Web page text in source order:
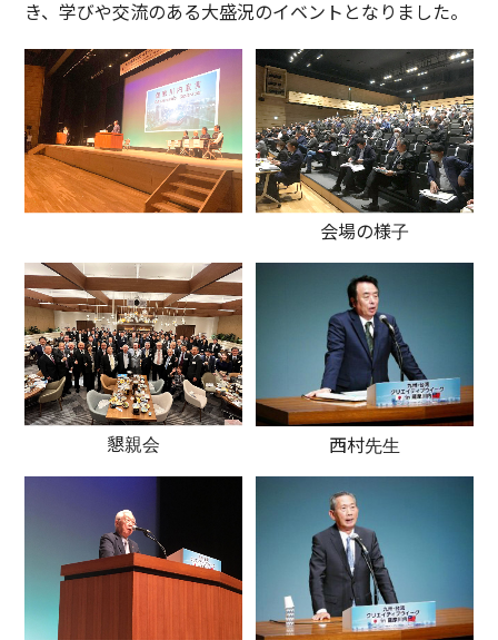
き、学びや交流のある大盛況のイベントとなりました。
会場の様子
懇親会 西村先生